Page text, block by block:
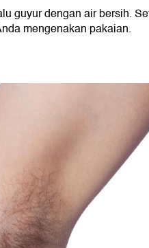
guyur dengan air bersih.
mengenakan pakaian.